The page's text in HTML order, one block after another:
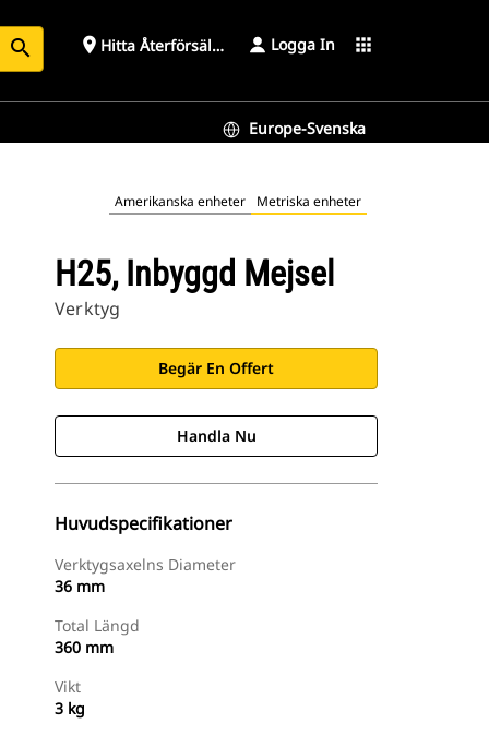
search place Hitta Återförsäljare Logga In apps
Europe-Svenska
Amerikanska enheter Metriska enheter
H25, Inbyggd Mejsel
Verktyg
Begär En Offert
Handla Nu
Huvudspecifikationer
Verktygsaxelns Diameter
36 mm
Total Längd
360 mm
Vikt
3 kg